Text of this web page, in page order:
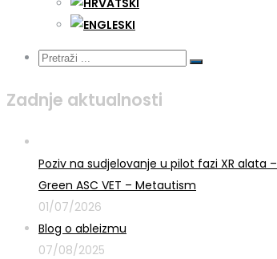
Zadnje aktualnosti
Poziv na sudjelovanje u pilot fazi XR alata –
Green ASC VET – Metautism
01/07/2026
Blog o ableizmu
07/08/2025